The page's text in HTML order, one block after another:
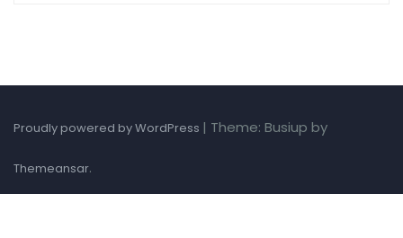
Proudly powered by WordPress | Theme: Busiup by
Themeansar.